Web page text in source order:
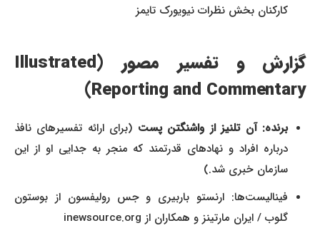
کارکنان بخش نظرات نیویورک تایمز
گزارش و تفسیر مصور (Illustrated
Reporting and Commentary)
برنده: آن تلنیز از واشنگتن پست(برای ارائه تفسیرهای نافذ
درباره افراد و نهادهای قدرتمند که منجر به جدایی او از این
سازمان خبری شد.)
فینالیست‌ها: ارنستو باربیری و جس رولیفسون از بوستون
گلوب / ایران مارتینز و همکاران از inewsource.org